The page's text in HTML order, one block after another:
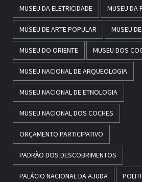
MUSEU DA ELETRICIDADE MUSEU DA
MUSEU DE ARTE POPULAR MUSEU
MUSEU DO ORIENTE MUSEU DOS
MUSEU NACIONAL DE ARQUEOLOGIA
MUSEU NACIONAL DE ETNOLOGIA
MUSEU NACIONAL DOS COCHES
ORÇAMENTO PARTICIPATIVO
PADRÃO DOS DESCOBRIMENTOS
PALÁCIO NACIONAL DA AJUDA